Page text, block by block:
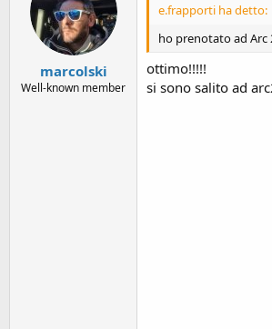
marcolski
Well-known member
e.frapporti ha detto:
ho prenotato ad Arc
ottimo!!!!!
si sono salito ad